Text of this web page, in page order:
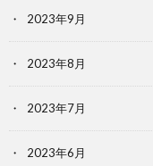
2023年9月
2023年8月
2023年7月
2023年6月